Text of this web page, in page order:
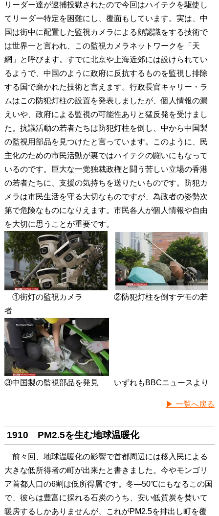
リーダー達が逮捕投獄されたので今回はハイテクを駆使し
てリーダー特定を困難にし、覆面もしています。実は、中
国は街中に配置した監視カメラによる顔認識をする技術で
は世界一と言われ、この監視カメラネットワークを「天
網」と呼びます。すでに北京や上海近郊には設けられてい
るようで、中国のように政府に反抗するものを監視し排除
する国で磨かれた技術と言えます。行政長官キャリー・ラ
ムはこの防犯灯柱の設置を発表しましたが、個人情報の漏
えいや、政府による監視の可能性ありと猛反発を受けまし
た。抗議活動の若者たちは防犯灯柱を倒し、中から中国製
の監視用部品を見つけたと言っています。このように、民
主化のための市民活動が裏ではハイテクの闘いにもなって
いるのです。巨大な一党独裁政権と闘う苦しい立場の香港
の若者たちに、支援の気持ちを送りたいものです。防犯カ
メラは市民生活を守る大切なものですが、為政者の姿勢次
第で危険なものになりえます。市民各人が個人情報や自由
を大切に思うことが重要です。
①街灯の監視カメラ ②防犯灯柱を倒すデモの若
者
③中国製の監視部品を発見 いずれもBBCニュースより
▶ 一覧へ戻る
1910 PM2.5を生む地球温暖化
前々回、地球温暖化の影響で首都周辺には移入民による
大きな低所得者の町が出来たと書きました。今やモンゴリ
ア首都人口の6割は低所得層です。冬―50℃にもなるこの国
で、彼らは豊富に採れる石炭のうち、安い低質炭を焚いて
暖房するしかありませんが、これがPM2.5を排出し町を覆